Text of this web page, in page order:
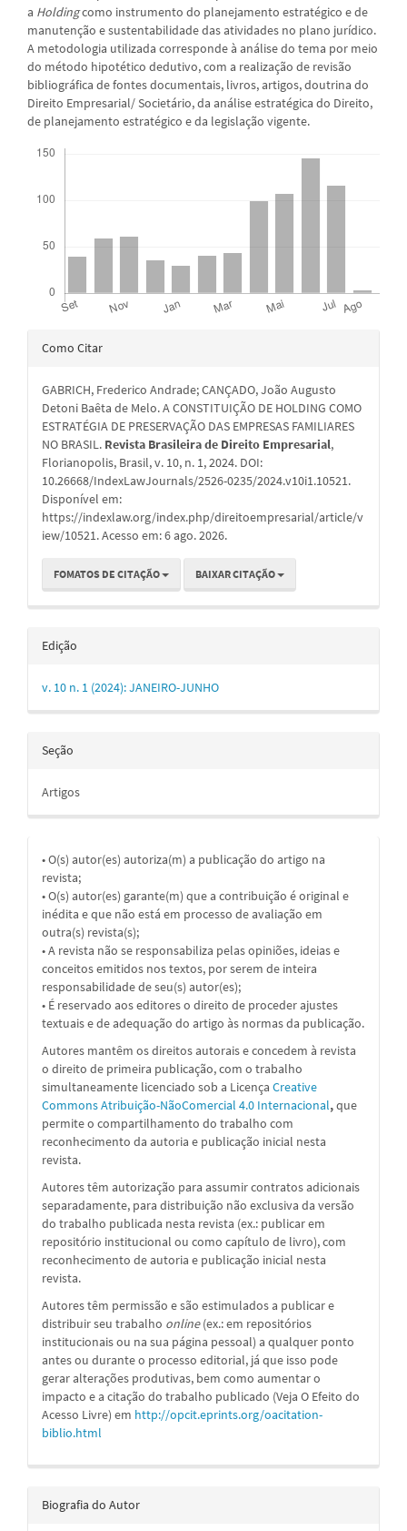
a Holdingcomo instrumento do planejamento estratégico e de
manutenção e sustentabilidade das atividades no plano jurídico.
A metodologia utilizada corresponde à análise do tema por meio
do método hipotético dedutivo, com a realização de revisão
bibliográfica de fontes documentais, livros, artigos, doutrina do
Direito Empresarial/ Societário, da análise estratégica do Direito,
de planejamento estratégico e da legislação vigente.
Detalhes
artigo
Como Citar
GABRICH, Frederico Andrade; CANÇADO, João Augusto
Detoni Baêta de Melo. A CONSTITUIÇÃO DE HOLDING COMO
ESTRATÉGIA DE PRESERVAÇÃO DAS EMPRESAS FAMILIARES
NO BRASIL. Revista Brasileira de Direito Empresarial,
Florianopolis, Brasil, v. 10, n. 1, 2024. DOI:
10.26668/IndexLawJournals/2526-0235/2024.v10i1.10521.
Disponível em:
https://indexlaw.org/index.php/direitoempresarial/article/v
iew/10521. Acesso em: 6 ago. 2026.
FOMATOS DE CITAÇÃO BAIXAR CITAÇÃO
Edição
v. 10 n. 1 (2024): JANEIRO-JUNHO
Seção
Artigos
• O(s) autor(es) autoriza(m) a publicação do artigo na
revista;
• O(s) autor(es) garante(m) que a contribuição é original e
inédita e que não está em processo de avaliação em
outra(s) revista(s);
• A revista não se responsabiliza pelas opiniões, ideias e
conceitos emitidos nos textos, por serem de inteira
responsabilidade de seu(s) autor(es);
• É reservado aos editores o direito de proceder ajustes
textuais e de adequação do artigo às normas da publicação.
Autores mantêm os direitos autorais e concedem à revista
o direito de primeira publicação, com o trabalho
simultaneamente licenciado sob a Licença Creative
Commons Atribuição-NãoComercial 4.0 Internacional,que
permite o compartilhamento do trabalho com
reconhecimento da autoria e publicação inicial nesta
revista.
Autores têm autorização para assumir contratos adicionais
separadamente, para distribuição não exclusiva da versão
do trabalho publicada nesta revista (ex.: publicar em
repositório institucional ou como capítulo de livro), com
reconhecimento de autoria e publicação inicial nesta
revista.
Autores têm permissão e são estimulados a publicar e
distribuir seu trabalho online(ex.: em repositórios
institucionais ou na sua página pessoal) a qualquer ponto
antes ou durante o processo editorial, já que isso pode
gerar alterações produtivas, bem como aumentar o
impacto e a citação do trabalho publicado (Veja O Efeito do
Acesso Livre) em http://opcit.eprints.org/oacitation-
biblio.html
Biografia do Autor